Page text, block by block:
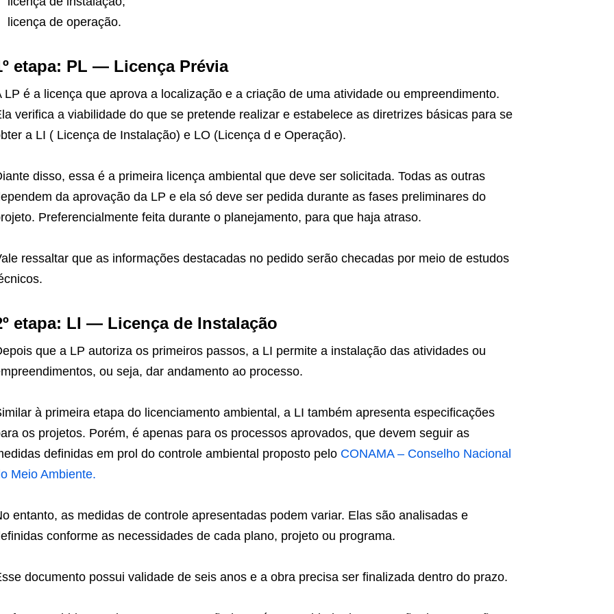
licença de operação.
etapa: PL — Licença Prévia
LP é a licença que aprova a localização e a criação de uma atividade ou empreendimento.
verifica a viabilidade do que se pretende realizar e estabelece as diretrizes básicas para se
a LI ( Licença de Instalação) e LO (Licença d e Operação).
disso, essa é a primeira licença ambiental que deve ser solicitada. Todas as outras
da aprovação da LP e ela só deve ser pedida durante as fases preliminares do
Preferencialmente feita durante o planejamento, para que haja atraso.
ressaltar que as informações destacadas no pedido serão checadas por meio de estudos
etapa: LI — Licença de Instalação
que a LP autoriza os primeiros passos, a LI permite a instalação das atividades ou
ou seja, dar andamento ao processo.
à primeira etapa do licenciamento ambiental, a LI também apresenta especificações
os projetos. Porém, é apenas para os processos aprovados, que devem seguir as
definidas em prol do controle ambiental proposto pelo CONAMA – Conselho Nacional
Meio Ambiente.
entanto, as medidas de controle apresentadas podem variar. Elas são analisadas e
conforme as necessidades de cada plano, projeto ou programa.
documento possui validade de seis anos e a obra precisa ser finalizada dentro do prazo.